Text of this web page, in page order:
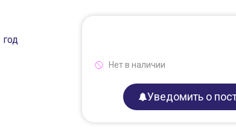
год
Нет в наличии
Уведомить о